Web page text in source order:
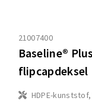
21007400
Baseline®
flipcapdeksel
HDPE-